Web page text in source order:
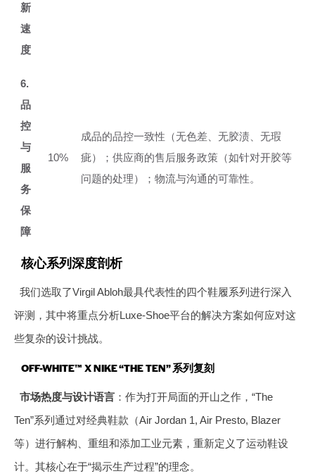
新
速
度
6.
品
控
与
服
务
保
障
10%
成品的品控一致性（无色差、无胶渍、无瑕
疵）；供应商的售后服务政策（如针对开胶等
问题的处理）；物流与沟通的可靠性。
核心系列深度剖析
我们选取了Virgil Abloh最具代表性的四个鞋履系列进行深入
评测，其中将重点分析Luxe-Shoe平台的解决方案如何应对这
些复杂的设计挑战。
OFF-WHITE™ X NIKE “THE TEN” 系列复刻
市场热度与设计语言：作为打开局面的开山之作，“The
Ten”系列通过对经典鞋款（Air Jordan 1, Air Presto, Blazer
等）进行解构、重组和添加工业元素，重新定义了运动鞋设
计。其核心在于“揭示生产过程”的理念。